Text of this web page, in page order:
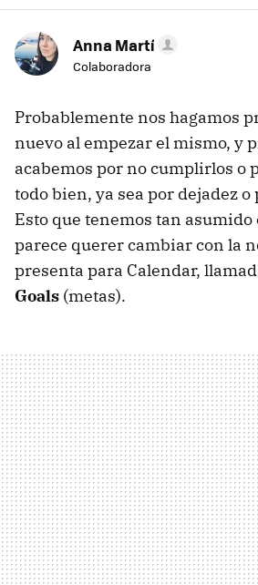
Anna Martí
Colaboradora
Probablemente nos hagamos
nuevo al empezar el mismo, y
acabemos por no cumplirlos o
todo bien, ya sea por dejadez
Esto que tenemos tan asumido
parece querer cambiar con la
presenta para Calendar,
Goals (metas).